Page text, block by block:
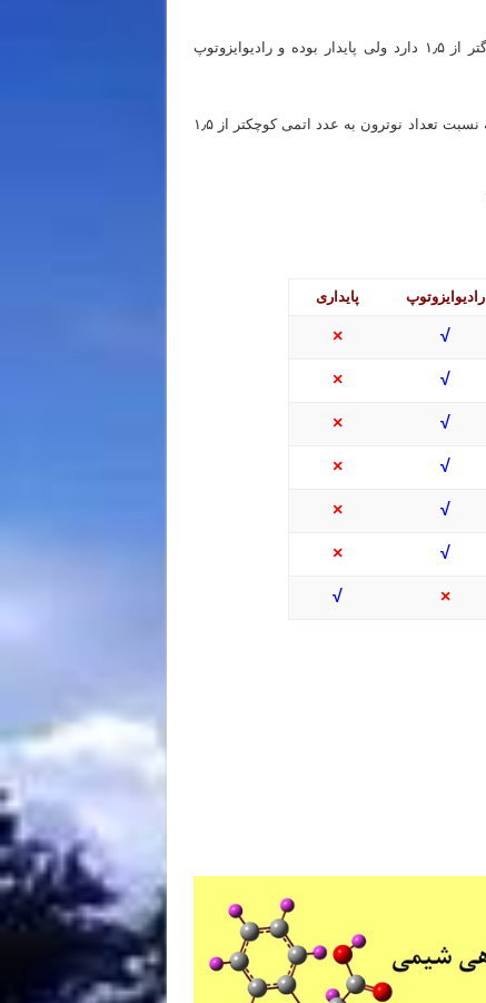
U با اینکه نسبت تعداد نوترون به عدد اتمی بزرگتر از ۱٫۵ دارد ولی پایدار بوده و رادیوایزوتوپ
P با اینکه نسبت تعداد نوترون به عدد اتمی کوچکتر از ۱٫۵
رادیوایزوتوپ پایداری
√
×
√
×
√
×
√
×
√
×
√
×
×
√